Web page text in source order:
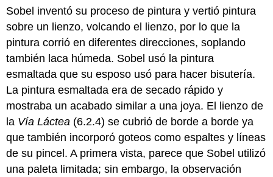
Sobel inventó su proceso de pintura y vertió pintura
sobre un lienzo, volcando el lienzo, por lo que la
pintura corrió en diferentes direcciones, soplando
también laca húmeda. Sobel usó la pintura
esmaltada que su esposo usó para hacer bisutería.
La pintura esmaltada era de secado rápido y
mostraba un acabado similar a una joya. El lienzo de
la Vía Láctea (6.2.4) se cubrió de borde a borde ya
que también incorporó goteos como espaltes y líneas
de su pincel. A primera vista, parece que Sobel utilizó
una paleta limitada; sin embargo, la observación